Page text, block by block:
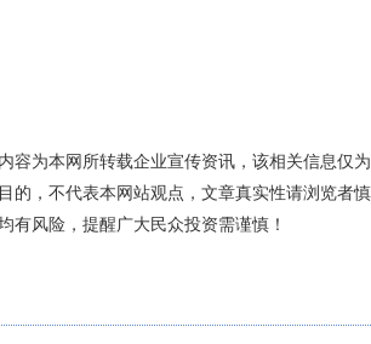
容为本网所转载企业宣传资讯，该相关信息仅为
的，不代表本网站观点，文章真实性请浏览者慎
有风险，提醒广大民众投资需谨慎！